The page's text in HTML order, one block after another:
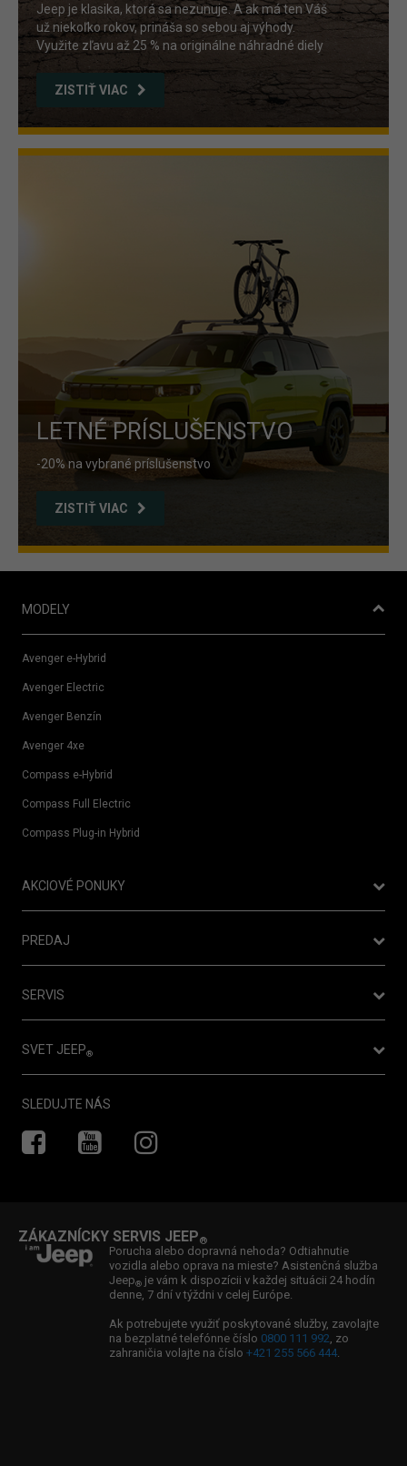
Jeep je klasika, ktorá sa nezunuje. A ak má ten Váš
už niekoľko rokov, prináša so sebou aj výhody.
Využite zľavu až 25 % na originálne náhradné diely
ZISTIŤ VIAC
LETNÉ PRÍSLUŠENSTVO
-20% na vybrané príslušenstvo
ZISTIŤ VIAC
MODELY
Avenger e-Hybrid
Avenger Electric
Avenger Benzín
Avenger 4xe
Compass e-Hybrid
Compass Full Electric
Compass Plug-in Hybrid
AKCIOVÉ PONUKY
Ponuka Operatívneho leasingu
Nový Jeep® Compass je tu!
Jeep®Avenger - dopredaj skladových zásob
Jeep Avenger už aj vo verzii 4xe
PREDAJ
Cenníky
Konfigurátor
Testovacia jazda
Cenová ponuka
Skladové vozidlá
Vyhľadať predajcu
SERVIS
Objednať vozidlo do servisu
Vyhľadať servis
Záruka
Asistencia
SVET JEEP®
Novinky
Newsletter
Súťaže
Ambasádorka značky Jeep® : Viktória Forster
Ambasádor značky Jeep®: William Fox Pitt
& Spartan
SLEDUJTE NÁS
ZÁKAZNÍCKY SERVIS JEEP®
Porucha alebo dopravná nehoda? Odtiahnutie
vozidla alebo oprava na mieste? Asistenčná služba
Jeep® je vám k dispozícii v každej situácii 24 hodín
denne, 7 dní v týždni v celej Európe.
Ak potrebujete využiť poskytované služby, zavolajte
na bezplatné telefónne číslo 0800 111 992, zo
zahraničia volajte na číslo +421 255 566 444.